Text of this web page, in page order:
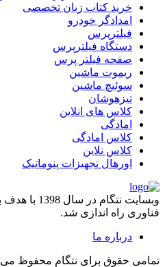
خرید کتاب زبان تخصصی
امدادگر خودرو
فیلترپرس
دستگاه فیلترپرس
صفحه فیلتر پرس
ریموت ماشین
سوئیچ ماشین
تیزهوشان
کلاس های انلاین
امادگی
کلاس امادگی
کلاس نلاین
اورهال تجهیزات پنوماتیک
وبسایت
فناوری راه اندازی شد.
درباره ما
تمامی حقوق برای نتگام محفوظ